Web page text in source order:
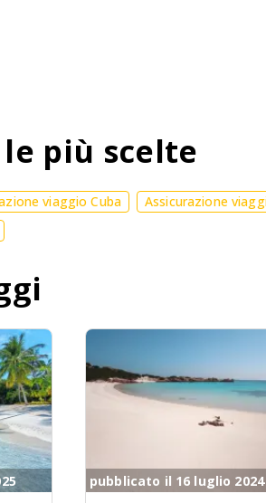
più scelte
viaggio Cuba Assicurazione
pubblicato il 16 luglio 2024